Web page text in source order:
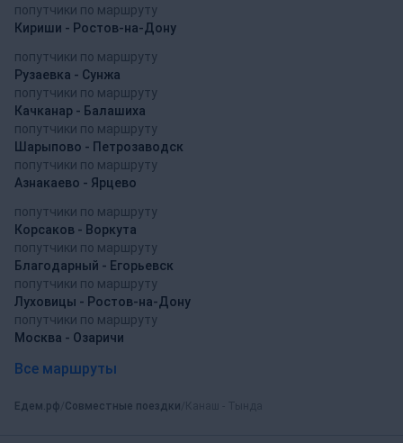
попутчики по маршруту
Кириши - Ростов-на-Дону
попутчики по маршруту
Рузаевка - Сунжа
попутчики по маршруту
Качканар - Балашиха
попутчики по маршруту
Шарыпово - Петрозаводск
попутчики по маршруту
Азнакаево - Ярцево
попутчики по маршруту
Корсаков - Воркута
попутчики по маршруту
Благодарный - Егорьевск
попутчики по маршруту
Луховицы - Ростов-на-Дону
попутчики по маршруту
Москва - Озаричи
Все маршруты
Едем.рф Совместные поездки